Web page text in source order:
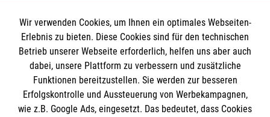
Empfänger: Malteser Hilfsdienst e.V.
IBAN: DE10 3706 0120 1201 2000 12
BIC: GENODED 1PA7
Wir verwenden Cookies, um Ihnen ein optimales Webseiten-
Erlebnis zu bieten. Diese Cookies sind für den technischen
Betrieb unserer Webseite erforderlich, helfen uns aber auch
dabei, unsere Plattform zu verbessern und zusätzliche
Funktionen bereitzustellen. Sie werden zur besseren
Erfolgskontrolle und Aussteuerung von Werbekampagnen,
wie z.B. Google Ads, eingesetzt. Das bedeutet, dass Cookies